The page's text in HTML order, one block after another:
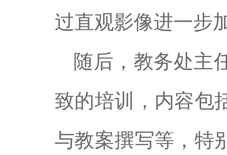
过直观影像进一步
随后，教务处主
致的培训，内容包
与教案撰写等，特